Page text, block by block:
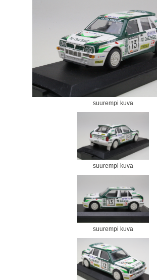
suurempi kuva
suurempi kuva
suurempi kuva